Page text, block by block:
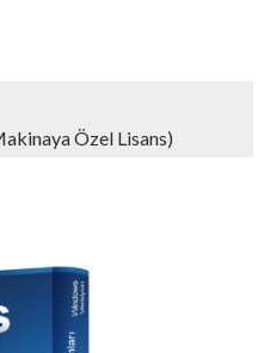
Özel Lisans)